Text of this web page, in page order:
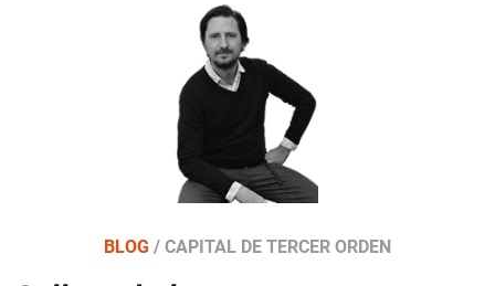
BLOG / CAPITAL DE TERCER ORDEN